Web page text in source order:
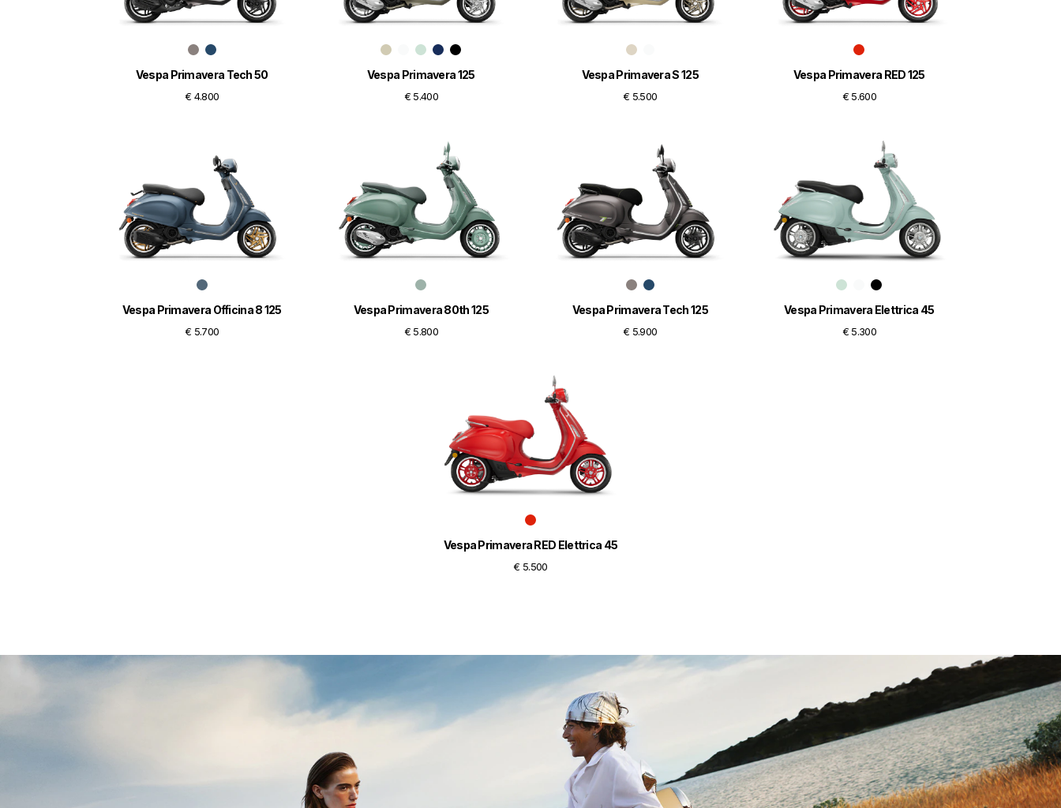
Vespa Primavera Tech 50
€ 4.800
Vespa Primavera 125
€ 5.400
Vespa Primavera S 125
€ 5.500
Vespa Primavera RED 125
€ 5.600
Vespa Primavera Officina 8 125
€ 5.700
Vespa Primavera 80th 125
€ 5.800
Vespa Primavera Tech 125
€ 5.900
Vespa Primavera Elettrica 45
€ 5.300
Vespa Primavera RED Elettrica 45
€ 5.500